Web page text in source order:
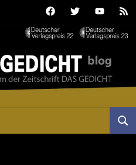
FacebookTwitterYoutube